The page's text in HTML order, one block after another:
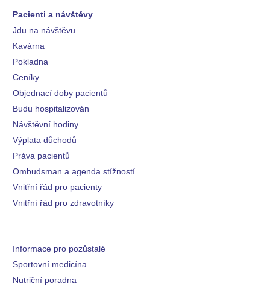
Pacienti a návštěvy
Jdu na návštěvu
Kavárna
Pokladna
Ceníky
Objednací doby pacientů
Budu hospitalizován
Návštěvní hodiny
Výplata důchodů
Práva pacientů
Ombudsman a agenda stížností
Vnitřní řád pro pacienty
Vnitřní řád pro zdravotníky
Informace pro pozůstalé
Sportovní medicína
Nutriční poradna